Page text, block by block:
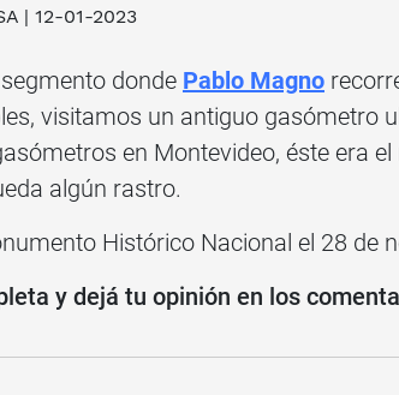
| 12-01-2023
segmento donde Pablo Magno
visitamos un antiguo gasómetro
en Montevideo, éste era
algún rastro.
Histórico Nacional el 28 de
y dejá tu opinión en los